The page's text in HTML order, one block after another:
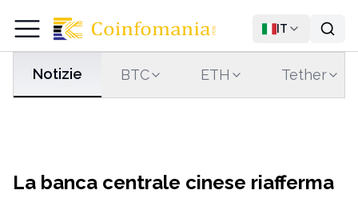
IT
Notizie BTC ETH Tether
La banca centrale cinese riafferma